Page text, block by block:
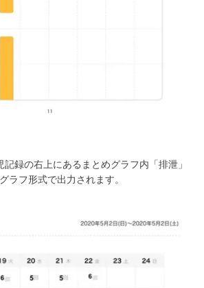
録の右上にあるまとめグラフ内「排泄」
ラフ形式で出力されます。